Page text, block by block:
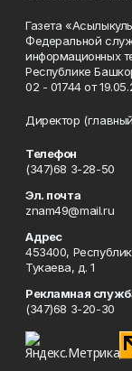
Газета
Федеральной
информационных
Республике
02 - 01744 от
Директор
Телефон
(347)68 3-28-50
Эл. почта
znam49@mail.ru
Адрес
453400,
Тукаева, д. 1
Рекламная
(347)68 3-20-30